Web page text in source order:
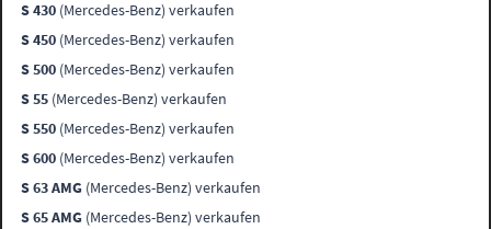
S 430 (Mercedes-Benz) verkaufen
S 450 (Mercedes-Benz) verkaufen
S 500 (Mercedes-Benz) verkaufen
S 55 (Mercedes-Benz) verkaufen
S 550 (Mercedes-Benz) verkaufen
S 600 (Mercedes-Benz) verkaufen
S 63 AMG (Mercedes-Benz) verkaufen
S 65 AMG (Mercedes-Benz) verkaufen